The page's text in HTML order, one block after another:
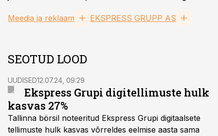
Meedia ja reklaam EKSPRESS GRUPP AS
SEOTUD LOOD
UUDISED12.07.24, 09:29
Ekspress Grupi digitellimuste hulk
kasvas 27%
Tallinna börsil noteeritud Ekspress Grupi digitaalsete
tellimuste hulk kasvas võrreldes eelmise aasta sama